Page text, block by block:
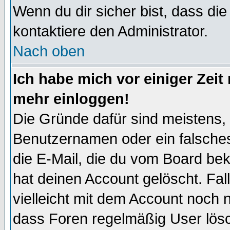
Wenn du dir sicher bist, dass
kontaktiere den Administrator.
Nach oben
Ich habe mich vor einiger
mehr einloggen!
Die Gründe dafür sind
Benutzernamen oder ein
die E-Mail, die du vom Board
hat deinen Account gelöscht.
vielleicht mit dem Account noch
dass Foren regelmäßig User